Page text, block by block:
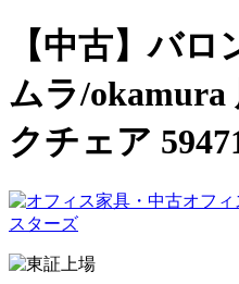
【中古】バ
ムラ/okamura
クチェア